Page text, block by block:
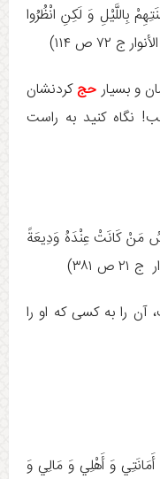
بِاللَّيْلِ وَ لَكِنِ انْظُرُوا
‏۷۲ ص ۱۱۴)
و بسیارحجکردنشان
نگاه کنید به راست
مَنْ‏ كَانَتْ‏ عِنْدَهُ‏ وَدِيعَةً
۳۸۱)
را به کسی که او را
وَ أَهْلِي وَ مَالِي وَ